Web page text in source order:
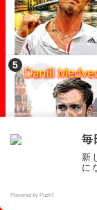
毎
新
に
Powered by Push7